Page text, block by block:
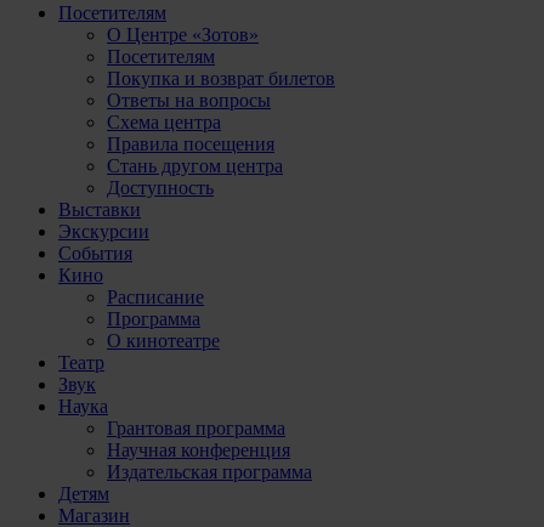
Посетителям
О Центре «Зотов»
Посетителям
Покупка и возврат билетов
Ответы на вопросы
Схема центра
Правила посещения
Стань другом центра
Доступность
Выставки
Экскурсии
События
Кино
Расписание
Программа
О кинотеатре
Театр
Звук
Наука
Грантовая программа
Научная конференция
Издательская программа
Детям
Магазин